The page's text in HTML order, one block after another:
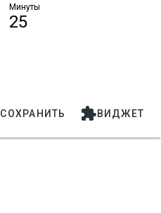
Минуты
25
СОХРАНИТЬ ВИДЖЕТ